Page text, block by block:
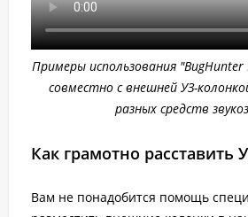
Примеры использования "BugHunter
совместно с внешней УЗ-
разных средств
Как грамотно расставить
Вам не понадобится помощь